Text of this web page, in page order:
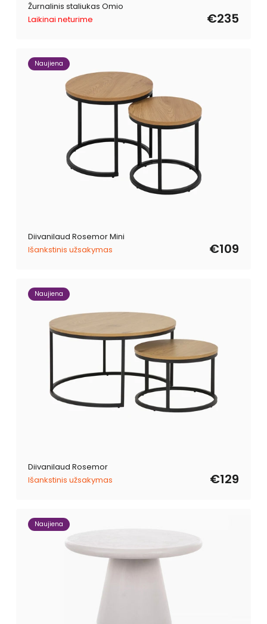
Žurnalinis staliukas Omio
Laikinai neturime
€235
Naujiena
Diivanilaud Rosemor Mini
Išankstinis užsakymas
€109
Naujiena
Diivanilaud Rosemor
Išankstinis užsakymas
€129
Naujiena